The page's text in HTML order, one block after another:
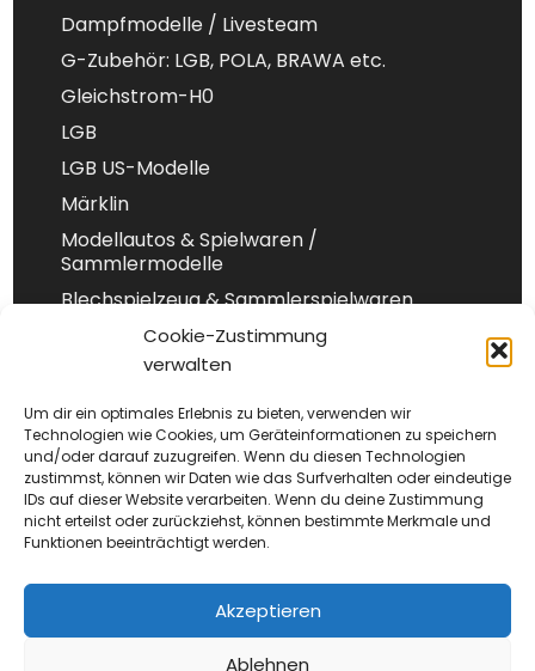
Cookie-Zustimmung
verwalten
Um dir ein optimales Erlebnis zu bieten, verwenden wir
Technologien wie Cookies, um Geräteinformationen zu speichern
und/oder darauf zuzugreifen. Wenn du diesen Technologien
zustimmst, können wir Daten wie das Surfverhalten oder eindeutige
IDs auf dieser Website verarbeiten. Wenn du deine Zustimmung
nicht erteilst oder zurückziehst, können bestimmte Merkmale und
Funktionen beeinträchtigt werden.
Akzeptieren
Ablehnen
Dampfmodelle / Livesteam
G-Zubehör: LGB, POLA, BRAWA etc.
Gleichstrom-H0
LGB
LGB US-Modelle
Märklin
Modellautos & Spielwaren /
Sammlermodelle
Blechspielzeug & Sammlerspielwaren
Impressum
Datenschutz
AGB
Versand
Cookie-Richtlinie (EU)